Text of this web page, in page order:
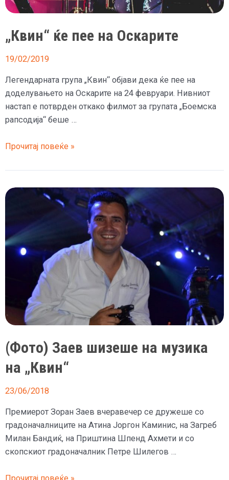
„Квин“ ќе пее на Оскарите
19/02/2019
Легендарната група „Квин“ објави дека ќе пее на
доделувањето на Оскарите на 24 февруари. Нивниот
настап е потврден откако филмот за групата „Боемска
рапсодија“ беше …
„Квин“
пее
на
Оскарите
Прочитај повеќе »
(Фото) Заев шизеше на музика
на „Квин“
23/06/2018
Премиерот Зоран Заев вчеравечер се дружеше со
градоначалниците на Атина Јоргон Каминис, на Загреб
Милан Бандиќ, на Приштина Шпенд Ахмети и со
скопскиот градоначалник Петре Шилегов …
(Фото)